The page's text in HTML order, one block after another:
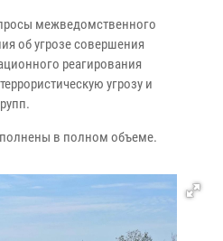
межведомственного
об угрозе совершения
реагирования
угрозу и
в полном объеме.